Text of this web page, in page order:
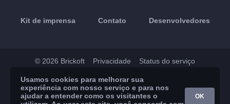
Kit de imprensa Contato Desenvolvedores
© 2026 Brickoft Privacidade Status do serviço
App Store Google Play
Usamos cookies para melhorar sua
experiência com nosso serviço e para nos
ajudar a entender como os visitantes o
OK